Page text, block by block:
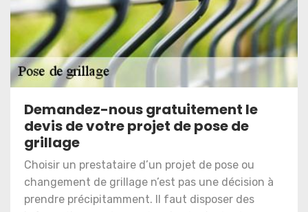
Demandez-nous gratuitement le
devis de votre projet de pose de
grillage
Choisir un prestataire d’un projet de pose ou
changement de grillage n’est pas une décision à
prendre précipitamment. Il faut disposer des